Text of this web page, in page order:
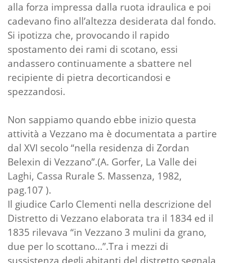
alla forza impressa dalla ruota idraulica e poi
cadevano fino all’altezza desiderata dal fondo.
Si ipotizza che, provocando il rapido
spostamento dei rami di scotano, essi
andassero continuamente a sbattere nel
recipiente di pietra decorticandosi e
spezzandosi.
Non sappiamo quando ebbe inizio questa
attività a Vezzano ma è documentata a partire
dal XVI secolo “nella residenza di Zordan
Belexin di Vezzano”.(A. Gorfer, La Valle dei
Laghi, Cassa Rurale S. Massenza, 1982,
pag.107 ).
Il giudice Carlo Clementi nella descrizione del
Distretto di Vezzano elaborata tra il 1834 ed il
1835 rilevava “in Vezzano 3 mulini da grano,
due per lo scottano...”.Tra i mezzi di